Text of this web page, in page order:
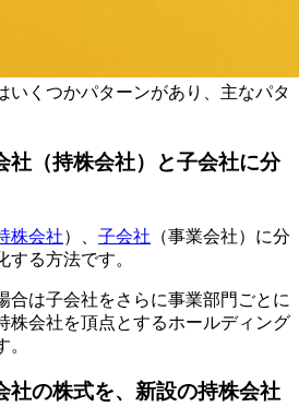
いくつかパターンがあり、主なパタ
（持株会社）と子会社に分
株会社）、 子会社 （事業会社）に分
する方法です。
合は子会社をさらに事業部門ごとに
株会社を頂点とするホールディング
の株式を、新設の持株会社